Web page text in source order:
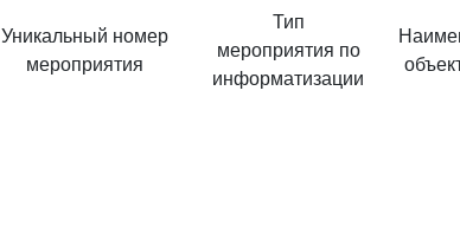
Уникальный номер
мероприятия
Тип
мероприятия по
информатизации